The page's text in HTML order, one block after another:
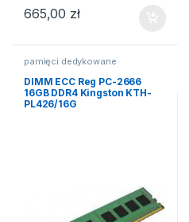
665,00 zł
pamięci dedykowane
DIMM ECC Reg PC-2666
16GB DDR4 Kingston KTH-
PL426/16G